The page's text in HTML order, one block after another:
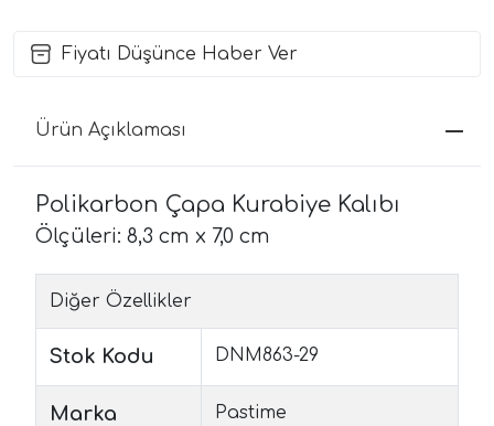
Fiyatı Düşünce Haber Ver
Ürün Açıklaması
Polikarbon Çapa Kurabiye Kalıbı
Ölçüleri: 8,3 cm x 7,0 cm
Diğer Özellikler
Stok Kodu DNM863-29
Marka Pastime